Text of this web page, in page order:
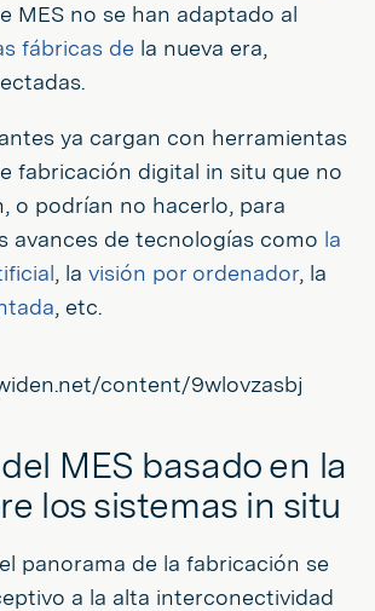
MES no se han adaptado al
fábricas de la nueva era,
ya cargan con herramientas
fabricación digital in situ que no
o podrían no hacerlo, para
avances de tecnologías como la
, la visión por ordenador, la
, etc.
MES basado en la
los sistemas in situ
panorama de la fabricación se
a la alta interconectividad